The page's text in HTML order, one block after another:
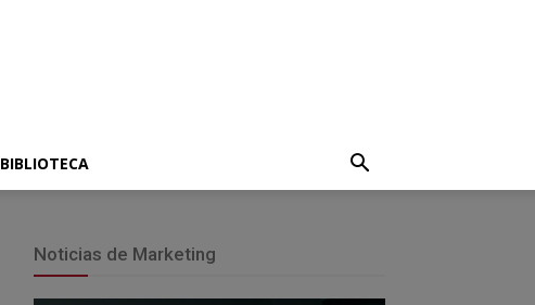
BIBLIOTECA
Noticias de Marketing